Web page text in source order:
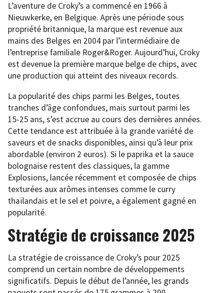
L’aventure de Croky’s a commencé en 1966 à
Nieuwkerke, en Belgique. Après une période sous
propriété britannique, la marque est revenue aux
mains des Belges en 2004 par l’intermédiaire de
l’entreprise familiale Roger&Roger. Aujourd’hui, Croky
est devenue la première marque belge de chips, avec
une production qui atteint des niveaux records.
La popularité des chips parmi les Belges, toutes
tranches d’âge confondues, mais surtout parmi les
15-25 ans, s’est accrue au cours des dernières années.
Cette tendance est attribuée à la grande variété de
saveurs et de snacks disponibles, ainsi qu’à leur prix
abordable (environ 2 euros). Si le paprika et la sauce
bolognaise restent des classiques, la gamme
Explosions, lancée récemment et composée de chips
texturées aux arômes intenses comme le curry
thaïlandais et le sel et poivre, a également gagné en
popularité.
Stratégie de croissance 2025
La stratégie de croissance de Croky’s pour 2025
comprend un certain nombre de développements
significatifs. Depuis le début de l’année, les grands